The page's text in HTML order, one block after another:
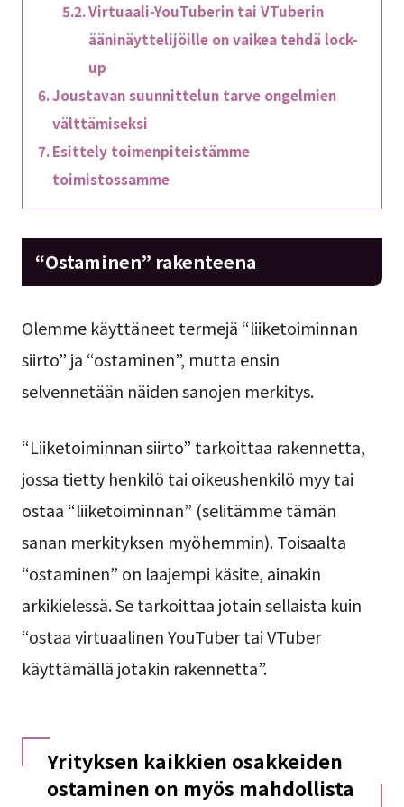
Virtuaali-YouTuberin tai VTuberin
ääninäyttelijöille on vaikea tehdä lock-
up
Joustavan suunnittelun tarve ongelmien
välttämiseksi
Esittely toimenpiteistämme
toimistossamme
“Ostaminen” rakenteena
Olemme käyttäneet termejä “liiketoiminnan
siirto” ja “ostaminen”, mutta ensin
selvennetään näiden sanojen merkitys.
“Liiketoiminnan siirto” tarkoittaa rakennetta,
jossa tietty henkilö tai oikeushenkilö myy tai
ostaa “liiketoiminnan” (selitämme tämän
sanan merkityksen myöhemmin). Toisaalta
“ostaminen” on laajempi käsite, ainakin
arkikielessä. Se tarkoittaa jotain sellaista kuin
“ostaa virtuaalinen YouTuber tai VTuber
käyttämällä jotakin rakennetta”.
Yrityksen kaikkien osakkeiden
ostaminen on myös mahdollista